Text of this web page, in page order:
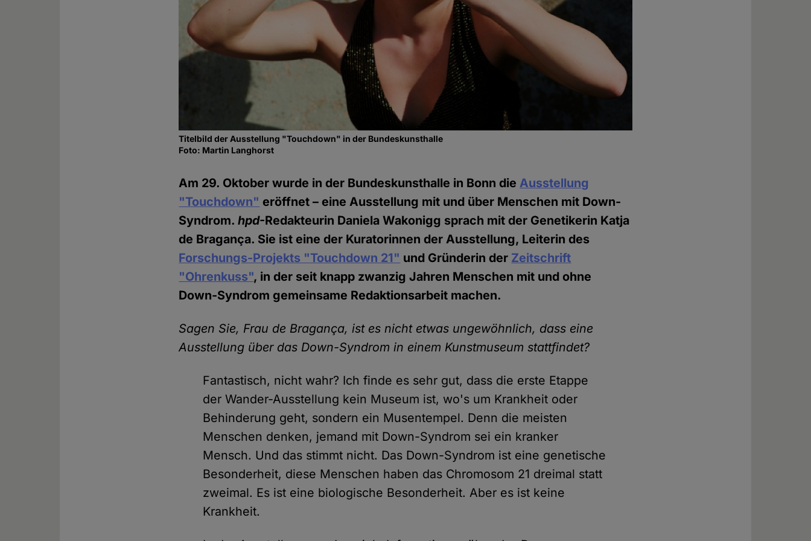
Titelbild der Ausstellung "Touchdown" in der Bundeskunsthalle
Foto: Martin Langhorst
Am 29. Oktober wurde in der Bundeskunsthalle in Bonn dieAusstellung
"Touchdown" eröffnet – eine Ausstellung mit und über Menschen mit Down-
Syndrom.hpd-Redakteurin Daniela Wakonigg sprach mit der Genetikerin Katja
de Bragança. Sie ist eine der Kuratorinnen der Ausstellung, Leiterin des
Forschungs-Projekts "Touchdown 21" und Gründerin der Zeitschrift
"Ohrenkuss", in der seit knapp zwanzig Jahren Menschen mit und ohne
Down-Syndrom gemeinsame Redaktionsarbeit machen.
Sagen Sie, Frau de Bragança, ist es nicht etwas ungewöhnlich, dass eine
Ausstellung über das Down-Syndrom in einem Kunstmuseum stattfindet?
Fantastisch, nicht wahr? Ich finde es sehr gut, dass die erste Etappe
der Wander-Ausstellung kein Museum ist, wo's um Krankheit oder
Behinderung geht, sondern ein Musentempel. Denn die meisten
Menschen denken, jemand mit Down-Syndrom sei ein kranker
Mensch. Und das stimmt nicht. Das Down-Syndrom ist eine genetische
Besonderheit, diese Menschen haben das Chromosom 21 dreimal statt
zweimal. Es ist eine biologische Besonderheit. Aber es ist keine
Krankheit.